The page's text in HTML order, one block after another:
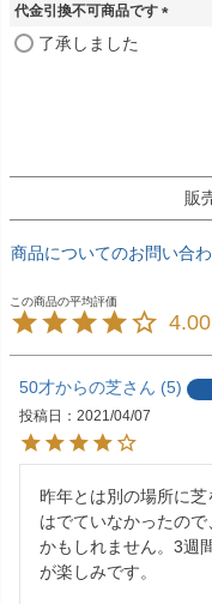
須
代金引換不可商品です
了承しました
販
商品についてのお問い合
4.00
50才からの芝 5
投稿日
2021/04/07
昨年とは別の場所に
はでていなかったの
かもしれません。3週
が楽しみです。